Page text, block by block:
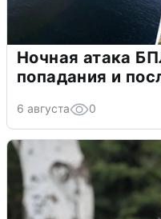
Ночная атака
попадания и
6 августа 0